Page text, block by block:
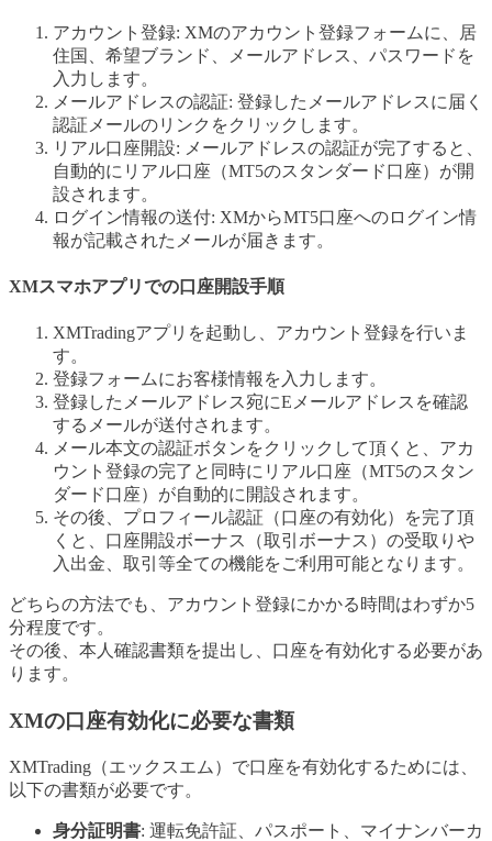
アカウント登録: XMのアカウント登録フォームに、居
住国、希望ブランド、メールアドレス、パスワードを
入力します。
メールアドレスの認証: 登録したメールアドレスに届く
認証メールのリンクをクリックします。
リアル口座開設: メールアドレスの認証が完了すると、
自動的にリアル口座（MT5のスタンダード口座）が開
設されます。
ログイン情報の送付: XMからMT5口座へのログイン情
報が記載されたメールが届きます。
XMスマホアプリでの口座開設手順
XMTradingアプリを起動し、アカウント登録を行いま
す。
登録フォームにお客様情報を入力します。
登録したメールアドレス宛にEメールアドレスを確認
するメールが送付されます。
メール本文の認証ボタンをクリックして頂くと、アカ
ウント登録の完了と同時にリアル口座（MT5のスタン
ダード口座）が自動的に開設されます。
その後、プロフィール認証（口座の有効化）を完了頂
くと、口座開設ボーナス（取引ボーナス）の受取りや
入出金、取引等全ての機能をご利用可能となります。
どちらの方法でも、アカウント登録にかかる時間はわずか5
分程度です。
その後、本人確認書類を提出し、口座を有効化する必要があ
ります。
XMの口座有効化に必要な書類
XMTrading（エックスエム）で口座を有効化するためには、
以下の書類が必要です。
身分証明書: 運転免許証、パスポート、マイナンバーカ